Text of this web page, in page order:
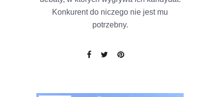
Konkurent do niczego nie jest mu
potrzebny.